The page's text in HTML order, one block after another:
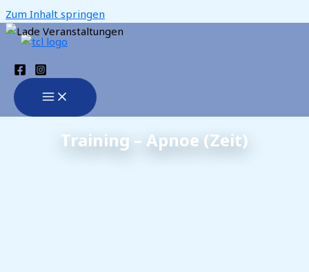
Zum Inhalt springen
Training – Apnoe (Zeit)